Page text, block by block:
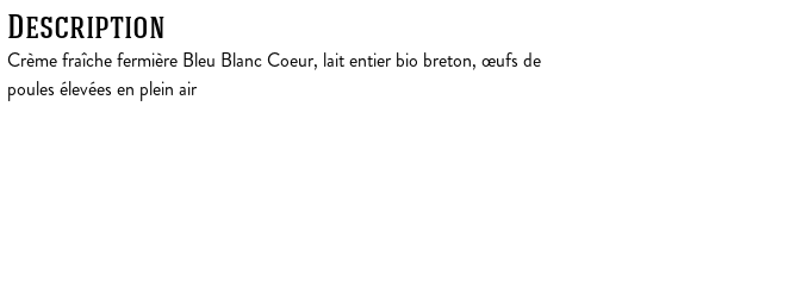
Description
Crème fraîche fermière Bleu Blanc Coeur, lait entier bio breton, œufs de
poules élevées en plein air